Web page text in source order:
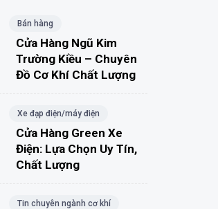
Bán hàng
Cửa Hàng Ngũ Kim
Trường Kiều – Chuyên
Đồ Cơ Khí Chất Lượng
Xe đạp điện/máy điện
Cửa Hàng Green Xe
Điện: Lựa Chọn Uy Tín,
Chất Lượng
Tin chuyên ngành cơ khí